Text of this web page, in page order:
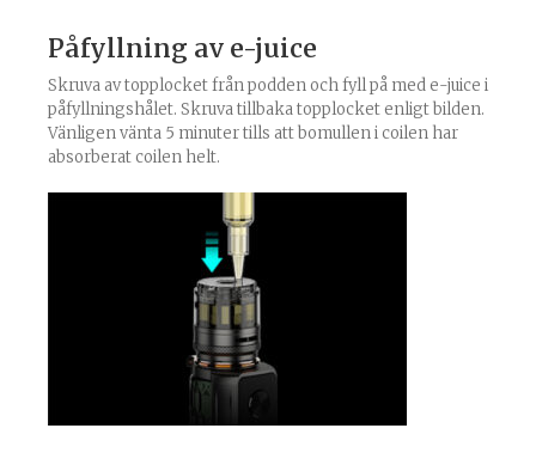
Påfyllning av e-juice
Skruva av topplocket från podden och fyll på med e-juice i
påfyllningshålet. Skruva tillbaka topplocket enligt bilden.
Vänligen vänta 5 minuter tills att bomullen i coilen har
absorberat coilen helt.